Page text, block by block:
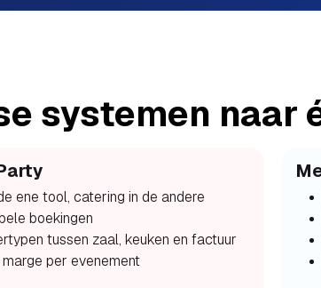
systemen naar
ene tool, catering in de andere
boekingen
tussen zaal, keuken en factuur
per evenement